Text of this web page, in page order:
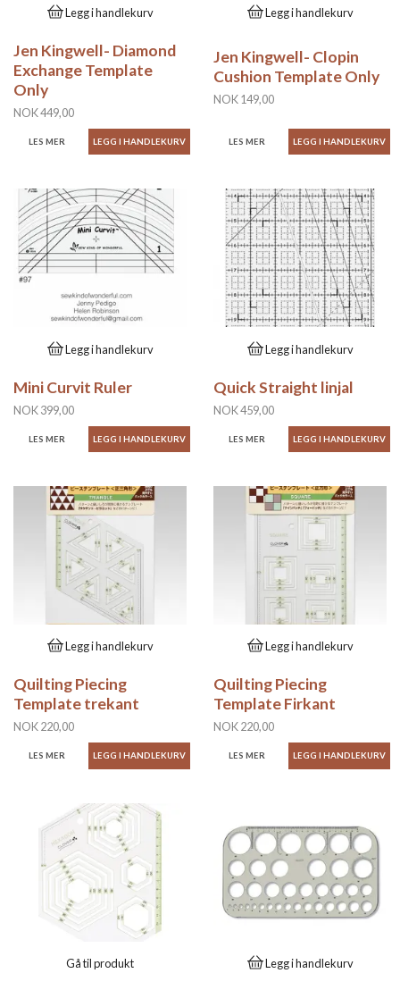
Legg i handlekurv
Jen Kingwell- Diamond
Exchange Template
Only
NOK 449,00
LES MER
Legg i handlekurv
Jen Kingwell- Clopin
Cushion Template Only
NOK 149,00
LES MER
Legg i handlekurv
Mini Curvit Ruler
NOK 399,00
LES MER
Legg i handlekurv
Quick Straight linjal
NOK 459,00
LES MER
Legg i handlekurv
Quilting Piecing
Template trekant
NOK 220,00
LES MER
Legg i handlekurv
Quilting Piecing
Template Firkant
NOK 220,00
LES MER
Gå til produkt Legg i handlekurv